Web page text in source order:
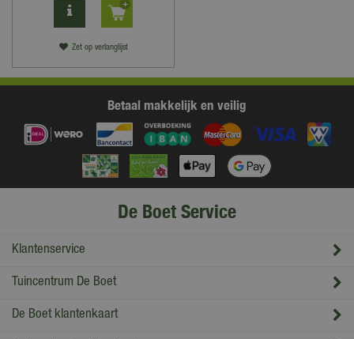
Zet op verlanglijst
Betaal makkelijk en veilig
De Boet Service
Klantenservice
Tuincentrum De Boet
De Boet klantenkaart